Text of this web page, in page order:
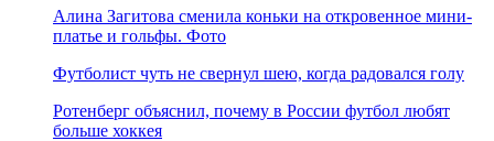
Алина Загитова сменила коньки на откровенное мини-
платье и гольфы. Фото
Футболист чуть не свернул шею, когда радовался голу
Ротенберг объяснил, почему в России футбол любят
больше хоккея